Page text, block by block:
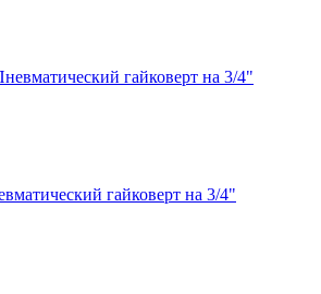
гайковерт на 3/4"